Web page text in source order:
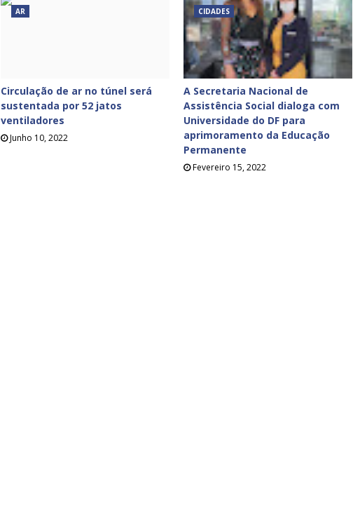
AR
Circulação de ar no túnel será
sustentada por 52 jatos
ventiladores
Junho 10, 2022
CIDADES
A Secretaria Nacional de
Assistência Social dialoga com
Universidade do DF para
aprimoramento da Educação
Permanente
Fevereiro 15, 2022